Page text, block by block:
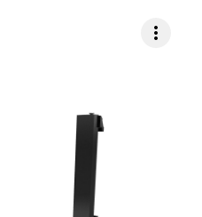
more_vert